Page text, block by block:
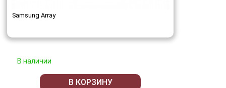
Samsung Array
В наличии
В КОРЗИНУ